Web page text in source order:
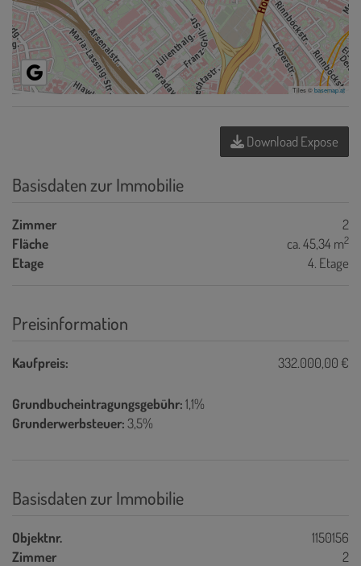
Tiles ©basemap.at
Download Expose
Basisdaten zur Immobilie
Zimmer
2
Fläche
ca. 45,34 m2
Etage 4. Etage
Preisinformation
Kaufpreis: 332.000,00 €
Grundbucheintragungsgebühr:1,1%
Grunderwerbsteuer:3,5%
Basisdaten zur Immobilie
Objektnr.
1150156
Zimmer
2